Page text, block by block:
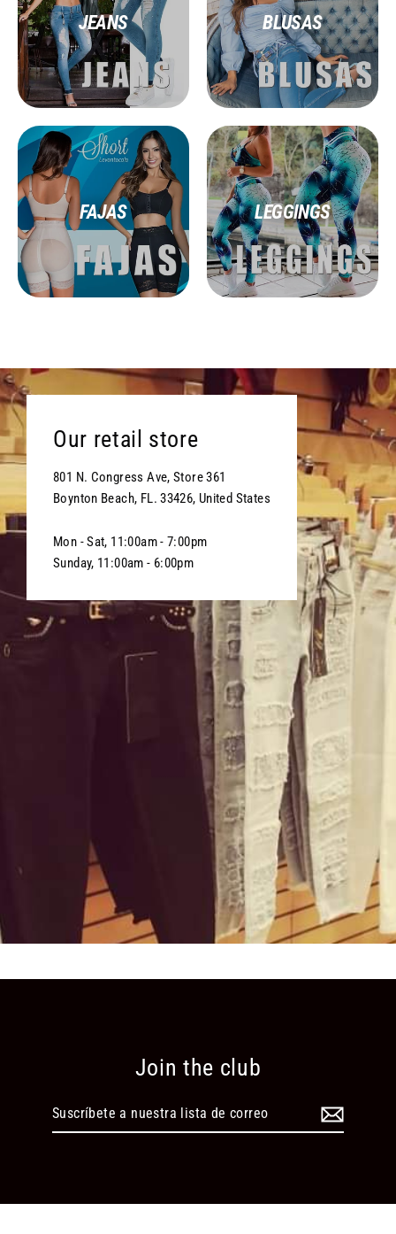
JEANS BLUSAS
FAJAS LEGGINGS
Our retail store
801 N. Congress Ave, Store 361
Boynton Beach, FL. 33426, United States
Mon - Sat, 11:00am - 7:00pm
Sunday, 11:00am - 6:00pm
Join the club